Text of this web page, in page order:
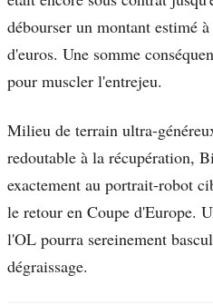
débourser un montant estimé
d'euros. Une somme
pour muscler l'entrejeu.
Milieu de terrain ultra-
redoutable à la récupération,
exactement au portrait-robot
le retour en Coupe d'Europe.
l'OL pourra sereinement
dégraissage.